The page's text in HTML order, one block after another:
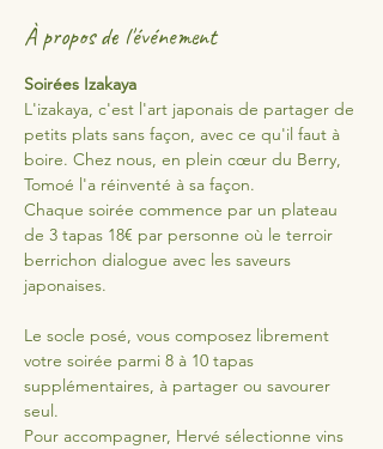
À propos de l'événement
Soirées Izakaya
L'izakaya, c'est l'art japonais de partager de
petits plats sans façon, avec ce qu'il faut à
boire. Chez nous, en plein cœur du Berry,
Tomoé l'a réinventé à sa façon.
Chaque soirée commence par un plateau
de 3 tapas 18€ par personne où le terroir
berrichon dialogue avec les saveurs
japonaises.
Le socle posé, vous composez librement
votre soirée parmi 8 à 10 tapas
supplémentaires, à partager ou savourer
seul.
Pour accompagner, Hervé sélectionne vins